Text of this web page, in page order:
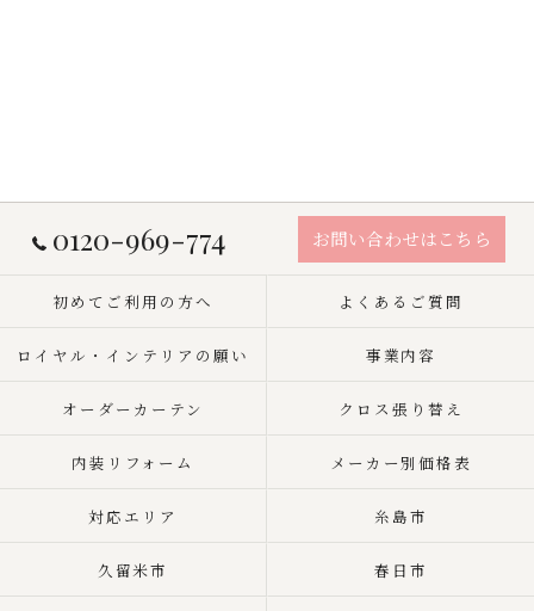
0120-969-774 お問い合わせはこちら
初めてご利用の方へ よくあるご質問
ロイヤル・インテリアの願い 事業内容
オーダーカーテン クロス張り替え
内装リフォーム メーカー別価格表
対応エリア 糸島市
久留米市 春日市